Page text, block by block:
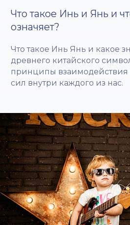
Что такое Инь и Янь и
означяет?
Что такое Инь Янь и какое
древнего китайского
принципы
сил внутри каждого из нас.